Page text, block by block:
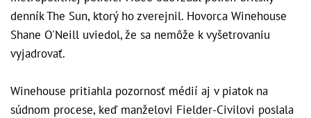
denník The Sun, ktorý ho zverejnil. Hovorca Winehouse
Shane O'Neill uviedol, že sa nemôže k vyšetrovaniu
vyjadrovať.
Winehouse pritiahla pozornosť médií aj v piatok na
súdnom procese, keď manželovi Fielder-Civilovi poslala